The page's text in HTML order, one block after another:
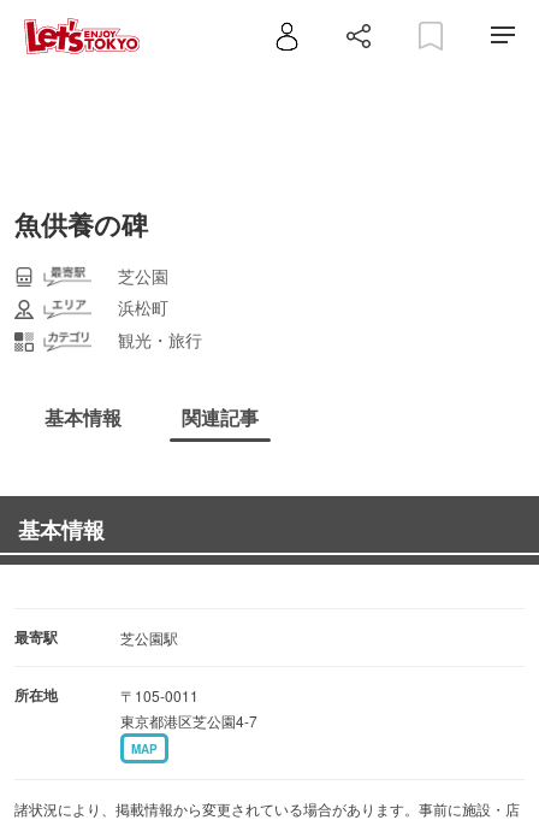
魚供養の碑
芝公園
浜松町
観光・旅行
基本情報 関連記事
基本情報
最寄駅 芝公園駅
所在地
〒105-0011
東京都港区芝公園4-7
MAP
諸状況により、掲載情報から変更されている場合があります。事前に施設・店